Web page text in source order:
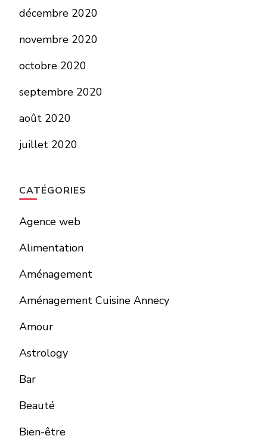
décembre 2020
novembre 2020
octobre 2020
septembre 2020
août 2020
juillet 2020
CATÉGORIES
Agence web
Alimentation
Aménagement
Aménagement Cuisine Annecy
Amour
Astrology
Bar
Beauté
Bien-être